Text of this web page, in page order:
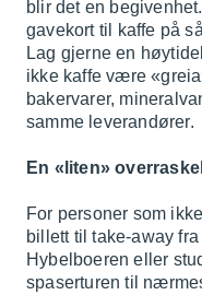
blir det en
gavekort til kaffe på
Lag gjerne en
ikke kaffe være
bakervarer,
samme leverandører.
En «liten»
For personer som
billett til take-away
Hybelboeren eller
spaserturen til